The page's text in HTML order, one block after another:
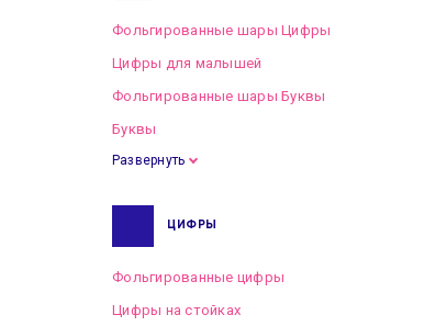
Фольгированные шары Цифры
Цифры для малышей
Фольгированные шары Буквы
Буквы
Развернуть
ЦИФРЫ
Фольгированные цифры
Цифры на стойках